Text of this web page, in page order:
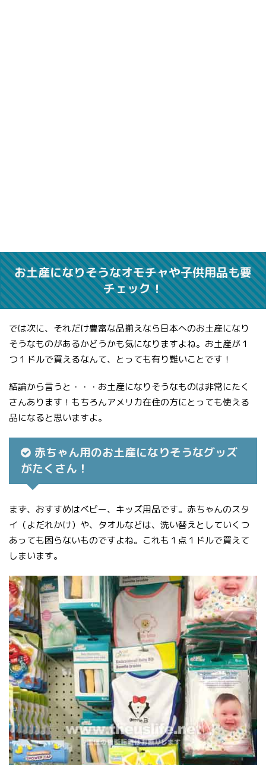
お土産になりそうなオモチャや子供用品も要
チェック！
では次に、それだけ豊富な品揃えなら日本へのお土産になり
そうなものがあるかどうかも気になりますよね。お土産が１
つ１ドルで買えるなんて、とっても有り難いことです！
結論から言うと・・・お土産になりそうなものは非常にたく
さんあります！もちろんアメリカ在住の方にとっても使える
品になると思いますよ。
赤ちゃん用のお土産になりそうなグッズ
がたくさん！
まず、おすすめはベビー、キッズ用品です。赤ちゃんのスタ
イ（よだれかけ）や、タオルなどは、洗い替えとしていくつ
あっても困らないものですよね。これも１点１ドルで買えて
しまいます。